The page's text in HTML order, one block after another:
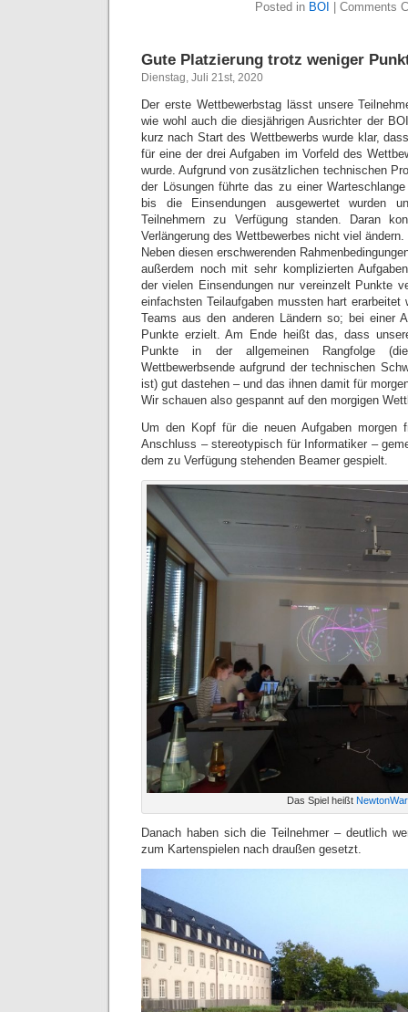
Posted in BOI Comments
Gute Platzierung trotz weniger
Dienstag, Juli 21st, 2020
Der erste Wettbewerbstag lässt unsere
wie wohl auch die diesjährigen Ausrichter der
kurz nach Start des Wettbewerbs wurde klar,
für eine der drei Aufgaben im Vorfeld des
wurde. Aufgrund von zusätzlichen technischen
der Lösungen führte das zu einer
bis die Einsendungen ausgewertet wurden
Teilnehmern zu Verfügung standen. Daran
Verlängerung des Wettbewerbes nicht viel ändern.
Neben diesen erschwerenden
außerdem noch mit sehr komplizierten
der vielen Einsendungen nur vereinzelt Punkte
einfachsten Teilaufgaben mussten hart erarbeitet
Teams aus den anderen Ländern so; bei einer
Punkte erzielt. Am Ende heißt das, dass
Punkte in der allgemeinen Rangfolge
Wettbewerbsende aufgrund der technischen
ist) gut dastehen – und das ihnen damit für
Wir schauen also gespannt auf den morgigen
Um den Kopf für die neuen Aufgaben morgen
Anschluss – stereotypisch für Informatiker –
dem zu Verfügung stehenden Beamer gespielt.
Das Spiel heißt
Danach haben sich die Teilnehmer – deutlich
zum Kartenspielen nach draußen gesetzt.